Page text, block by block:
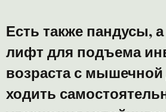
Есть также пандусы,
лифт для подъема
возраста с
ходить